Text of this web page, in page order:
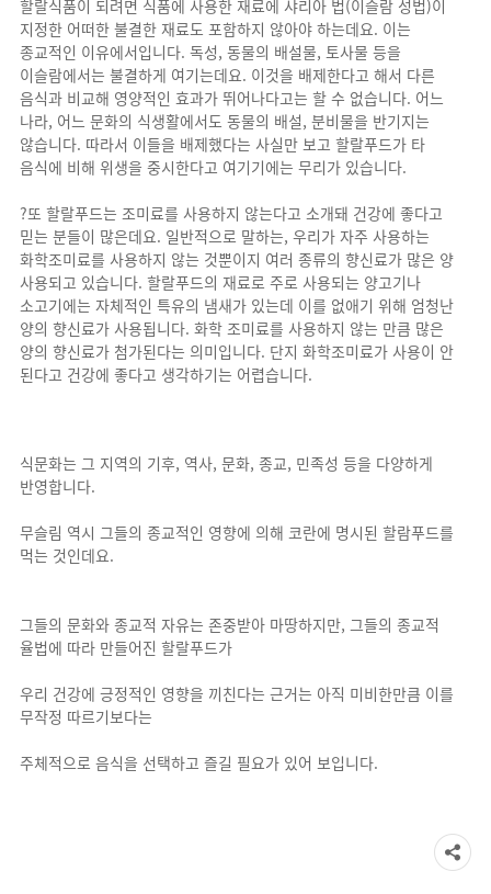
할랄식품이 되려면 식품에 사용한 재료에 샤리아 법(이슬람 성법)이
지정한 어떠한 불결한 재료도 포함하지 않아야 하는데요. 이는
종교적인 이유에서입니다. 독성, 동물의 배설물, 토사물 등을
이슬람에서는 불결하게 여기는데요. 이것을 배제한다고 해서 다른
음식과 비교해 영양적인 효과가 뛰어나다고는 할 수 없습니다. 어느
나라, 어느 문화의 식생활에서도 동물의 배설, 분비물을 반기지는
않습니다. 따라서 이들을 배제했다는 사실만 보고 할랄푸드가 타
음식에 비해 위생을 중시한다고 여기기에는 무리가 있습니다.
?또 할랄푸드는 조미료를 사용하지 않는다고 소개돼 건강에 좋다고
믿는 분들이 많은데요. 일반적으로 말하는, 우리가 자주 사용하는
화학조미료를 사용하지 않는 것뿐이지 여러 종류의 향신료가 많은 양
사용되고 있습니다. 할랄푸드의 재료로 주로 사용되는 양고기나
소고기에는 자체적인 특유의 냄새가 있는데 이를 없애기 위해 엄청난
양의 향신료가 사용됩니다. 화학 조미료를 사용하지 않는 만큼 많은
양의 향신료가 첨가된다는 의미입니다. 단지 화학조미료가 사용이 안
된다고 건강에 좋다고 생각하기는 어렵습니다.
식문화는 그 지역의 기후, 역사, 문화, 종교, 민족성 등을 다양하게
반영합니다.
무슬림 역시 그들의 종교적인 영향에 의해 코란에 명시된 할람푸드를
먹는 것인데요.
그들의 문화와 종교적 자유는 존중받아 마땅하지만, 그들의 종교적
율법에 따라 만들어진 할랄푸드가
우리 건강에 긍정적인 영향을 끼친다는 근거는 아직 미비한만큼 이를
무작정 따르기보다는
주체적으로 음식을 선택하고 즐길 필요가 있어 보입니다.